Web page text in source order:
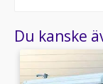
Du kanske